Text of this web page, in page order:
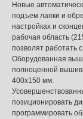
Новые
подъем лапки и
настройках и
рабочая область
позволят работать
Оборудованная
полноценной
400х150 мм.
позиционировать
программировать